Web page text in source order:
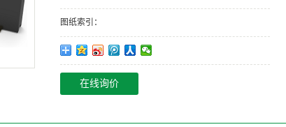
图纸索引：
在线询价